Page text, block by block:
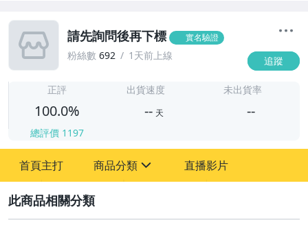
請先詢問後再下標 實名驗證
粉絲數 692 1天前上線 追蹤
正評
100.0%
總評價 1197
出貨速度
-- 天
未出貨率
--
首頁主打 商品分類
運動、戶外與休閒
直播影片